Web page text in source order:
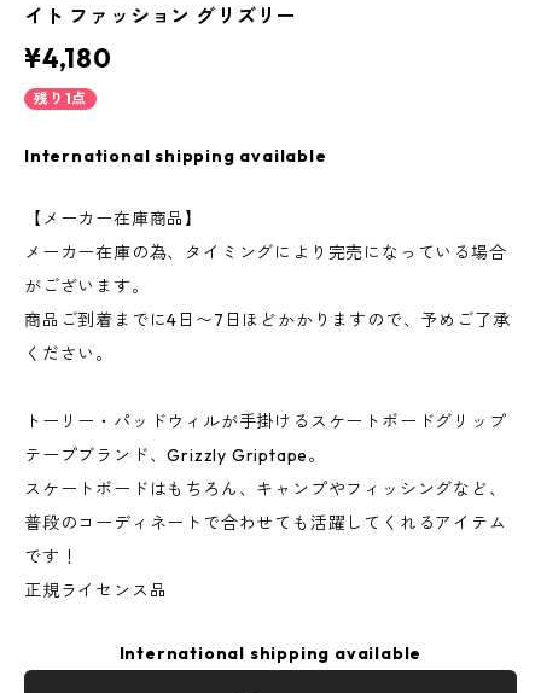
イト ファッション グリズリー
¥4,180
残り1点
International shipping available
【メーカー在庫商品】
メーカー在庫の為、タイミングにより完売になっている場合
がございます。
商品ご到着までに4日〜7日ほどかかりますので、予めご了承
ください。
トーリー・パッドウィルが手掛けるスケートボードグリップ
テープブランド、Grizzly Griptape。
スケートボードはもちろん、キャンプやフィッシングなど、
普段のコーディネートで合わせても活躍してくれるアイテム
です！
正規ライセンス品
International shipping available